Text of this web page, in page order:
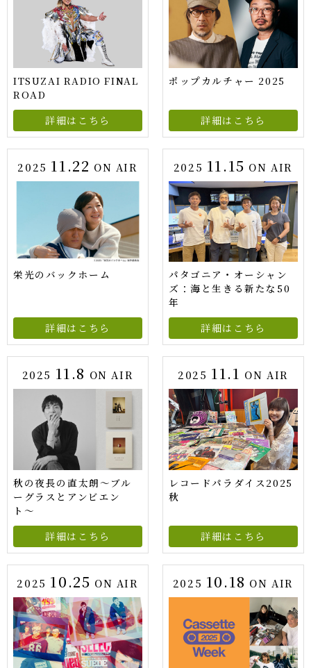
ITSUZAI RADIO FINAL
ROAD
詳細はこちら
ポップカルチャー 2025
詳細はこちら
2025 11.22 ON AIR
栄光のバックホーム
詳細はこちら
2025 11.15 ON AIR
パタゴニア・オーシャン
ズ：海と生きる新たな50
年
詳細はこちら
2025 11.8 ON AIR
秋の夜長の直太朗〜ブル
ーグラスとアンビエン
ト〜
詳細はこちら
2025 11.1 ON AIR
レコードパラダイス2025
秋
詳細はこちら
2025 10.25 ON AIR 2025 10.18 ON AIR